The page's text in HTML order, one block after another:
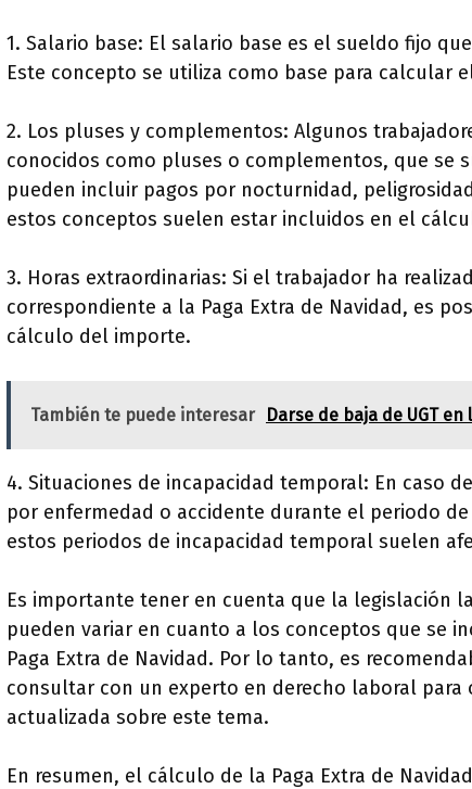
1. Salario base: El salario base es el sueldo fijo
Este concepto se utiliza como base para calcular
2. Los pluses y complementos: Algunos
conocidos como pluses o complementos, que se
pueden incluir pagos por nocturnidad,
estos conceptos suelen estar incluidos en el
3. Horas extraordinarias: Si el trabajador ha
correspondiente a la Paga Extra de Navidad, es
cálculo del importe.
También te puede interesar Darse de baja de UGT
4. Situaciones de incapacidad temporal: En caso
por enfermedad o accidente durante el periodo
estos periodos de incapacidad temporal suelen
Es importante tener en cuenta que la legislación
pueden variar en cuanto a los conceptos que se
Paga Extra de Navidad. Por lo tanto, es
consultar con un experto en derecho laboral para
actualizada sobre este tema.
En resumen, el cálculo de la Paga Extra de